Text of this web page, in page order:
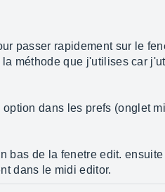
passer rapidement sur le
méthode que j'utilises car
dans les prefs (onglet
bas de la fenetre edit.
dans le midi editor.